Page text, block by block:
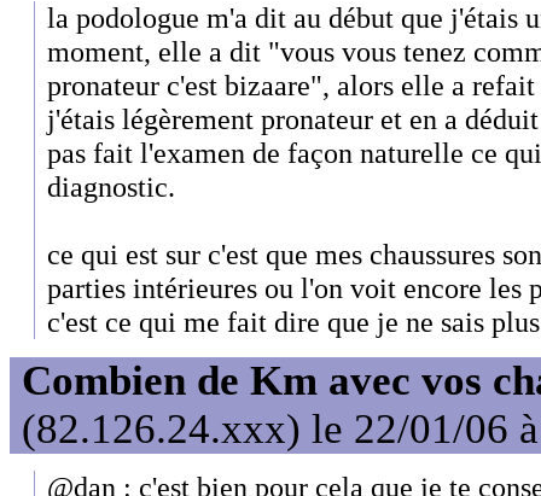
la podologue m'a dit au début que j'étais
moment, elle a dit "vous vous tenez
pronateur c'est bizaare", alors elle a
j'étais légèrement pronateur et en a
pas fait l'examen de façon naturelle ce
diagnostic.
ce qui est sur c'est que mes chaussures
parties intérieures ou l'on voit encore les
c'est ce qui me fait dire que je ne sais
Combien de Km avec vos
(82.126.24.xxx) le 22/01/06
@dan : c'est bien pour cela que je te